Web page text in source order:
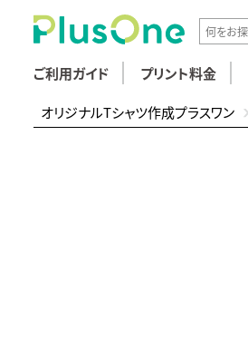
ご利用ガイド プリント料金
オリジナルTシャツ作成プラスワン